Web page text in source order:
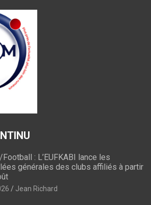
Football : L’EUFKABI lance les
générales des clubs affiliés à partir
Jean Richard